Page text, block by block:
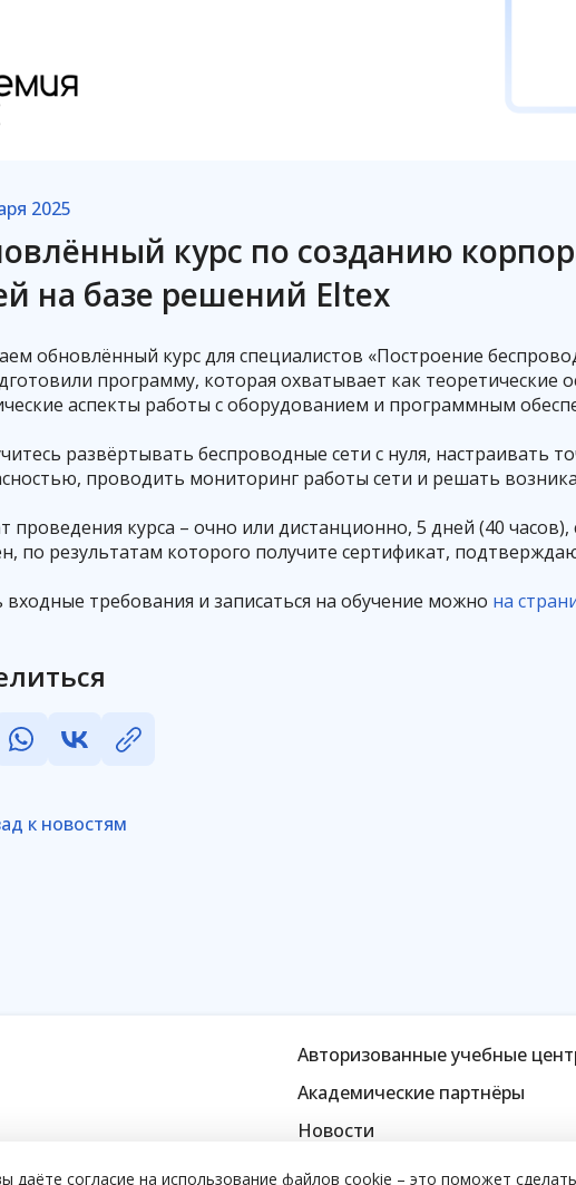
2025
курс по созданию
на базе решений Eltex
обновлённый курс для специалистов «Построение
программу, которая охватывает как теоретические
аспекты работы с оборудованием и программным
развёртывать беспроводные сети с нуля, настраивать
проводить мониторинг работы сети и решать
проведения курса – очно или дистанционно, 5 дней (40
по результатам которого получите сертификат,
входные требования и записаться на обучение можно на
к новостям
Авторизованные учебные
Академические партнёры
Новости
даёте согласие на использование файлов cookie – это поможет